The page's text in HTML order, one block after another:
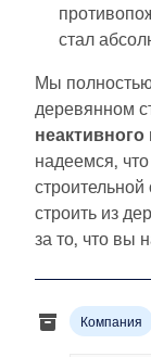
стал
Мы
деревянном
надеемся,
строить из
за то, что вы
Компания